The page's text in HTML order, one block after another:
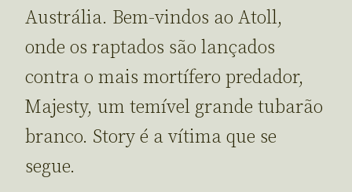
Austrália. Bem-vindos ao Atoll,
onde os raptados são lançados
contra o mais mortífero predador,
Majesty, um temível grande tubarão
branco. Story é a vítima que se
segue.